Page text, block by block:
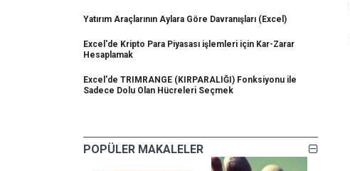
Yatırım Araçlarının Aylara Göre Davranışları (Excel)
Excel'de Kripto Para Piyasası işlemleri için Kar-Zarar
Hesaplamak
Excel'de TRIMRANGE (KIRPARALIĞI) Fonksiyonu ile
Sadece Dolu Olan Hücreleri Seçmek
POPÜLER MAKALELER